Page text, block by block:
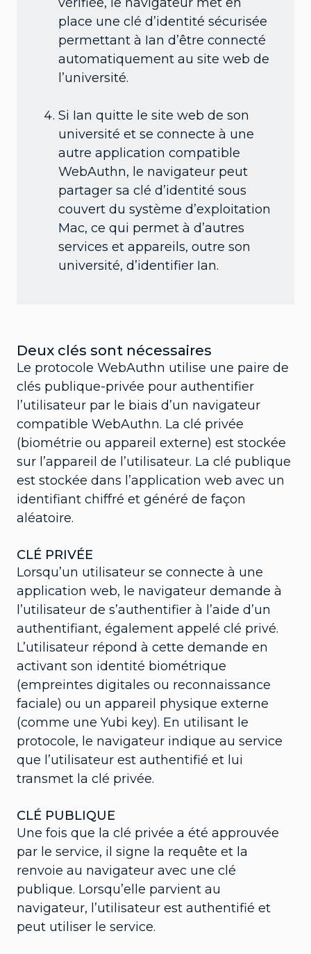
place une clé d’identité sécurisée
permettant à Ian d’être connecté
automatiquement au site web de
l’université.
Si Ian quitte le site web de son
université et se connecte à une
autre application compatible
WebAuthn, le navigateur peut
partager sa clé d’identité sous
couvert du système d’exploitation
Mac, ce qui permet à d’autres
services et appareils, outre son
université, d’identifier Ian.
Deux clés sont nécessaires
Le protocole WebAuthn utilise une paire de
clés publique-privée pour authentifier
l’utilisateur par le biais d’un navigateur
compatible WebAuthn. La clé privée
(biométrie ou appareil externe) est stockée
sur l’appareil de l’utilisateur. La clé publique
est stockée dans l’application web avec un
identifiant chiffré et généré de façon
aléatoire.
CLÉ PRIVÉE
Lorsqu’un utilisateur se connecte à une
application web, le navigateur demande à
l’utilisateur de s’authentifier à l’aide d’un
authentifiant, également appelé clé privé.
L’utilisateur répond à cette demande en
activant son identité biométrique
(empreintes digitales ou reconnaissance
faciale) ou un appareil physique externe
(comme une Yubi key). En utilisant le
protocole, le navigateur indique au service
que l’utilisateur est authentifié et lui
transmet la clé privée.
CLÉ PUBLIQUE
Une fois que la clé privée a été approuvée
par le service, il signe la requête et la
renvoie au navigateur avec une clé
publique. Lorsqu’elle parvient au
navigateur, l’utilisateur est authentifié et
peut utiliser le service.